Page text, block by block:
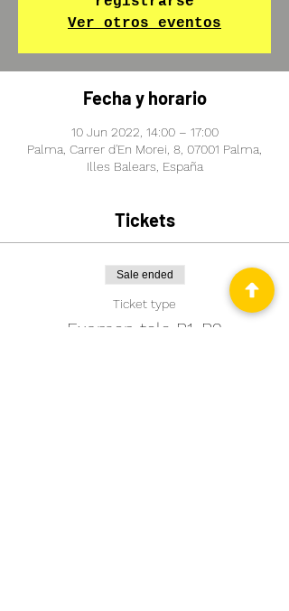
Ver otros eventos
Fecha y horario
10 Jun 2022, 14:00 – 17:00
Palma, Carrer d'En Morei, 8, 07001 Palma,
Illes Balears, España
Tickets
Sale ended
Ticket type
Examen telc B1-B2